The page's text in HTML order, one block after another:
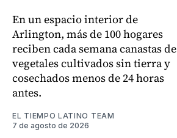
En un espacio interior de
Arlington, más de 100 hogares
reciben cada semana canastas de
vegetales cultivados sin tierra y
cosechados menos de 24 horas
antes.
EL TIEMPO LATINO TEAM
7 de agosto de 2026